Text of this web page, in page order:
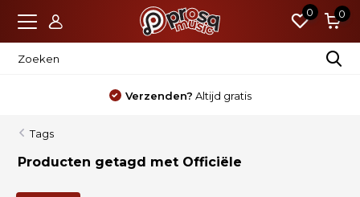
0 0
Verzenden? Altijd gratis
Tags
Producten getagd met Officiële